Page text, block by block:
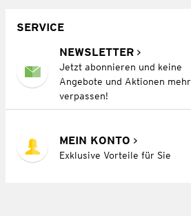
SERVICE
NEWSLETTER
Jetzt abonnieren und keine
Angebote und Aktionen mehr
verpassen!
MEIN KONTO
Exklusive Vorteile für Sie